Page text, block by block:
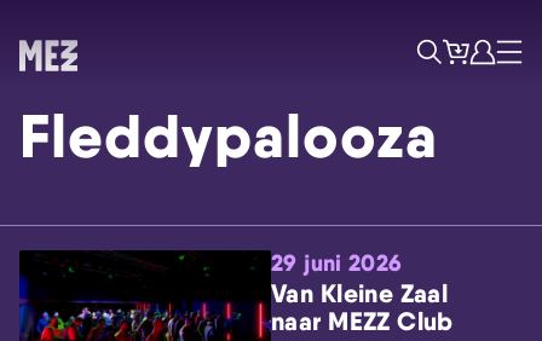
Skip navigatie
ZoekTicketsAccount
Menu
Fleddypalooza
29 juni 2026
Van Kleine Zaal
naar MEZZ Club